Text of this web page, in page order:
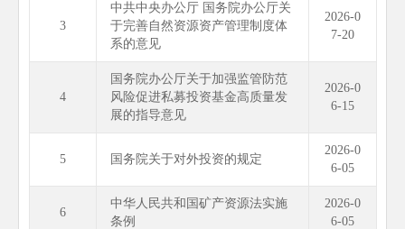
3
中共中央办公厅 国务院办公厅关
于完善自然资源资产管理制度体
系的意见
2026-0
7-20
4
国务院办公厅关于加强监管防范
风险促进私募投资基金高质量发
展的指导意见
2026-0
6-15
5 国务院关于对外投资的规定
2026-0
6-05
6
中华人民共和国矿产资源法实施
条例
2026-0
6-05